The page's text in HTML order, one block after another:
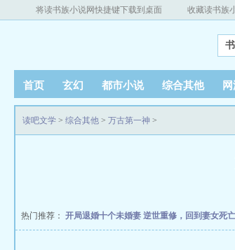
将读书族小说网快捷键下载到桌面 收藏读书族
首页 玄幻 都市小说 综合其他
读吧文学 > 综合其他 > 万古第一神 >
热门推荐： 开局退婚十个未婚妻 逆世重修，回到妻女死